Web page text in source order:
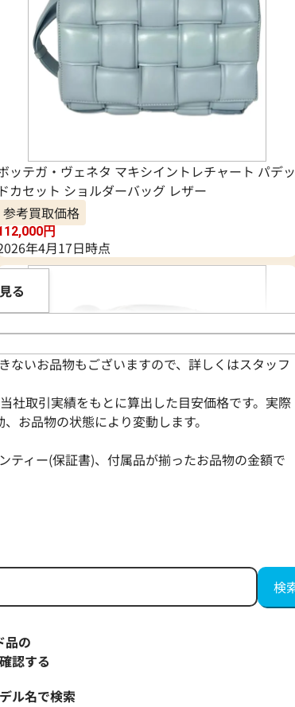
ッテガ・ヴェネタ マキシイントレチャート パデッ
ドカセット ショルダーバッグ レザー
参考買取価格
円
年4月17日時点
る
ないお品物もございますので、詳しくはスタッフ
社取引実績をもとに算出した目安価格です。実際
お品物の状態により変動します。
ティー(保証書)、付属品が揃ったお品物の金額で
品の
認する
ル名で検索